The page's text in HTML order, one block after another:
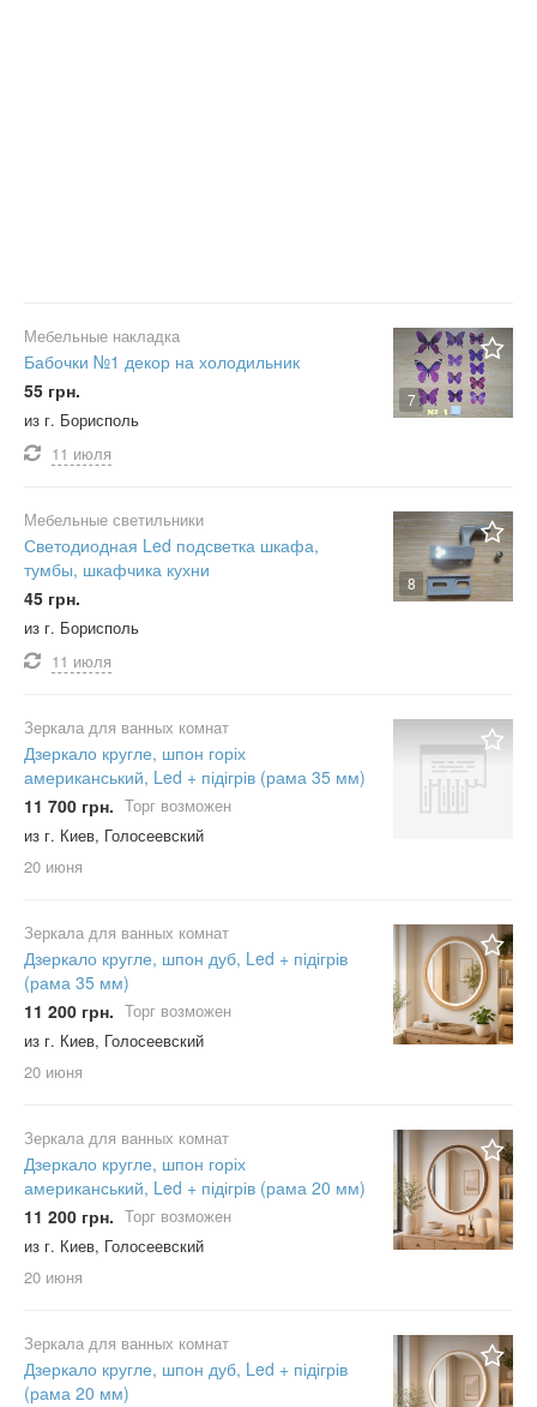
7
Мебельные накладка
Бабочки №1 декор на холодильник
55 грн.
из г. Борисполь
11 июля
8
Мебельные светильники
Светодиодная Led подсветка шкафа,
тумбы, шкафчика кухни
45 грн.
из г. Борисполь
11 июля
Зеркала для ванных комнат
Дзеркало кругле, шпон горіх
американський, Led + підігрів (рама 35 мм)
11 700 грн. Торг возможен
из г. Киев, Голосеевский
20 июня
Зеркала для ванных комнат
Дзеркало кругле, шпон дуб, Led + підігрів
(рама 35 мм)
11 200 грн. Торг возможен
из г. Киев, Голосеевский
20 июня
Зеркала для ванных комнат
Дзеркало кругле, шпон горіх
американський, Led + підігрів (рама 20 мм)
11 200 грн. Торг возможен
из г. Киев, Голосеевский
20 июня
Зеркала для ванных комнат
Дзеркало кругле, шпон дуб, Led + підігрів
(рама 20 мм)